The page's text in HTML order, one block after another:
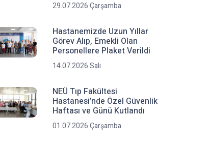
29.07.2026 Çarşamba
Hastanemizde Uzun Yıllar
Görev Alıp, Emekli Olan
Personellere Plaket Verildi
14.07.2026 Salı
NEÜ Tıp Fakültesi
Hastanesi’nde Özel Güvenlik
Haftası ve Günü Kutlandı
01.07.2026 Çarşamba